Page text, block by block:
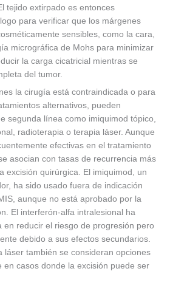
tejido extirpado es entonces
para verificar que los márgenes
sensibles, como la cara,
micrográfica de Mohs para minimizar
la carga cicatricial mientras se
del tumor.
la cirugía está contraindicada o para
alternativos, pueden
segunda línea como imiquimod tópico,
radioterapia o terapia láser. Aunque
efectivas en el tratamiento
asocian con tasas de recurrencia más
excisión quirúrgica. El imiquimod, un
ha sido usado fuera de indicación
aunque no está aprobado por la
El interferón-alfa intralesional ha
en reducir el riesgo de progresión pero
debido a sus efectos secundarios.
láser también se consideran opciones
en casos donde la excisión puede ser